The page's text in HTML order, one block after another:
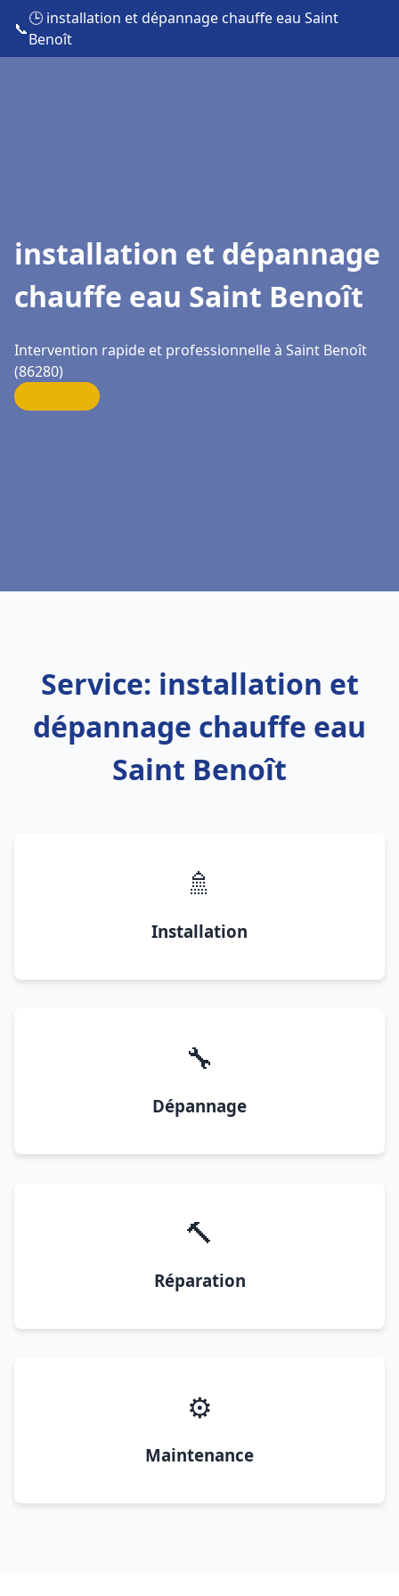
📞
🕒 installation et dépannage chauffe eau Saint
Benoît
installation et dépannage
chauffe eau Saint Benoît
Intervention rapide et professionnelle à Saint Benoît
(86280)
Service: installation et
dépannage chauffe eau
Saint Benoît
🚿
Installation
🔧
Dépannage
🔨
Réparation
⚙️
Maintenance